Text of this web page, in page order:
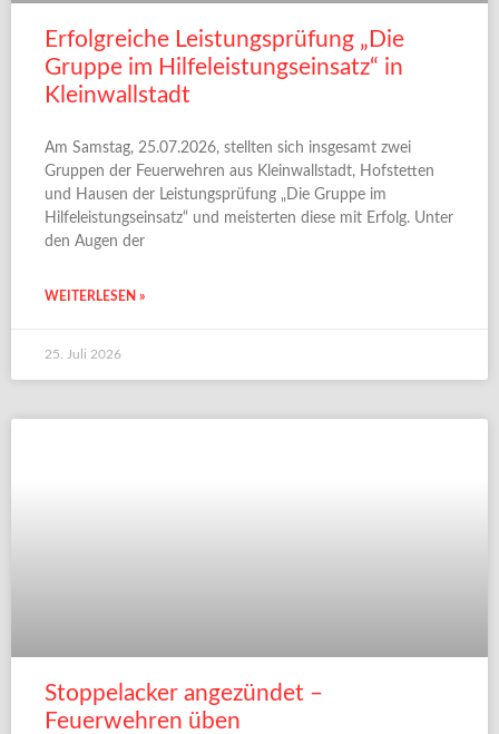
Erfolgreiche Leistungsprüfung „Die
Gruppe im Hilfeleistungseinsatz“ in
Kleinwallstadt
Am Samstag, 25.07.2026, stellten sich insgesamt zwei
Gruppen der Feuerwehren aus Kleinwallstadt, Hofstetten
und Hausen der Leistungsprüfung „Die Gruppe im
Hilfeleistungseinsatz“ und meisterten diese mit Erfolg. Unter
den Augen der
WEITERLESEN »
25. Juli 2026
Stoppelacker angezündet –
Feuerwehren üben